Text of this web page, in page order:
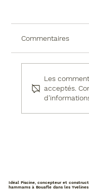
Quand
Commentaires
Les
acceptés.
Idéal Piscine, concepteur et
hammams à Bouafle dans les